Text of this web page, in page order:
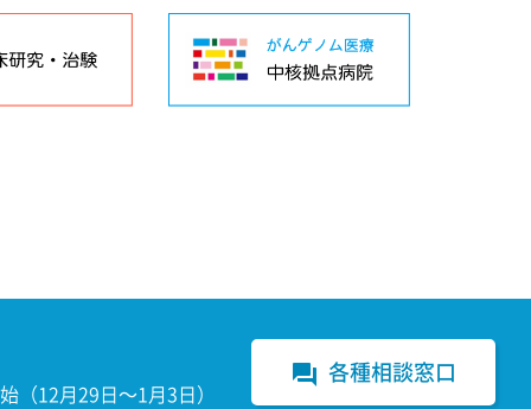
（12月29日～1月3日）
forum 各種相談窓口